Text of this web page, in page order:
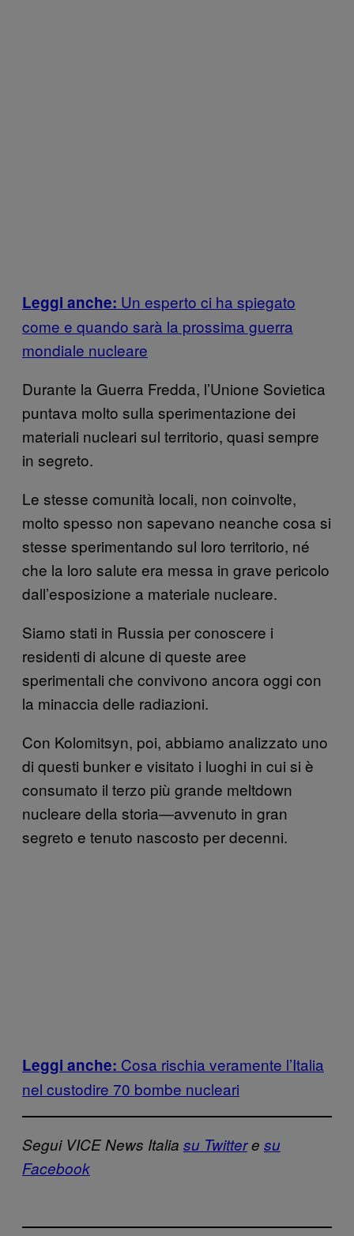
Leggi anche: Un esperto ci ha spiegato
come e quando sarà la prossima guerra
mondiale nucleare
Durante la Guerra Fredda, l’Unione Sovietica
puntava molto sulla sperimentazione dei
materiali nucleari sul territorio, quasi sempre
in segreto.
Le stesse comunità locali, non coinvolte,
molto spesso non sapevano neanche cosa si
stesse sperimentando sul loro territorio, né
che la loro salute era messa in grave pericolo
dall’esposizione a materiale nucleare.
Siamo stati in Russia per conoscere i
residenti di alcune di queste aree
sperimentali che convivono ancora oggi con
la minaccia delle radiazioni.
Con Kolomitsyn, poi, abbiamo analizzato uno
di questi bunker e visitato i luoghi in cui si è
consumato il terzo più grande meltdown
nucleare della storia—avvenuto in gran
segreto e tenuto nascosto per decenni.
Leggi anche: Cosa rischia veramente l’Italia
nel custodire 70 bombe nucleari
Segui VICE News Italia su Twittere su
Facebook